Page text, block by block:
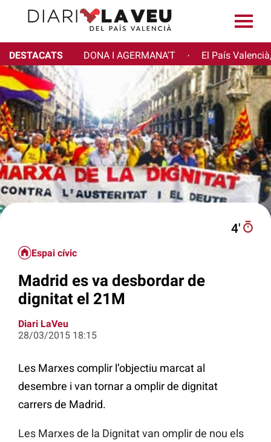
DESTACATS DONA I AGERMANA'T · El País
4′
Espai cívic
Madrid es va desbordar de
dignitat el 21M
Diari LaVeu
28/03/2015 18:15
Les Marxes complir l’objectiu marcat al
desembre i van tornar a omplir de dignitat
carrers de Madrid.
Les Marxes de la Dignitat van omplir de nou els